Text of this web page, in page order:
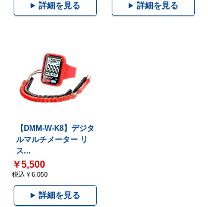
詳細を見る 詳細を見る
【DMM-W-K8】デジタ
ルマルチメーター リ
ス...
￥5,500
税込￥6,050
詳細を見る